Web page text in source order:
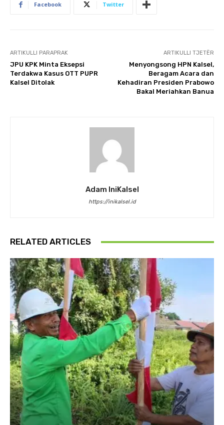
Facebook Twitter
ARTIKULLI PARAPRAK
JPU KPK Minta Eksepsi
Terdakwa Kasus OTT PUPR
Kalsel Ditolak
ARTIKULLI TJETËR
Menyongsong HPN Kalsel,
Beragam Acara dan
Kehadiran Presiden Prabowo
Bakal Meriahkan Banua
Adam IniKalsel
https://inikalsel.id
RELATED ARTICLES